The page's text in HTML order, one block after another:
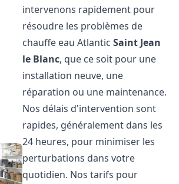
intervenons rapidement pour
résoudre les problèmes de
chauffe eau AtlanticSaint Jean
le Blanc, que ce soit pour une
installation neuve, une
réparation ou une maintenance.
Nos délais d'intervention sont
rapides, généralement dans les
24 heures, pour minimiser les
perturbations dans votre
quotidien. Nos tarifs pour